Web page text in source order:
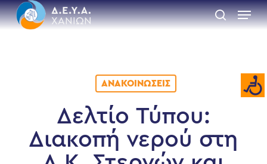
Skip
to
main
search
Menu
ΑΝΑΚΟΙΝΏΣΕΙΣ
Δελτίο Τύπου:
Διακοπή νερού στη